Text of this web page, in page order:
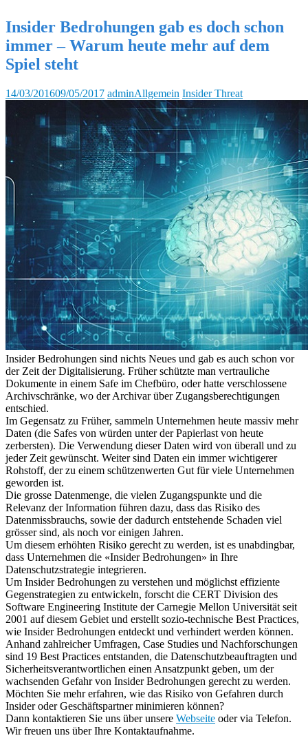
Insider Bedrohungen gab es doch schon
immer – Warum heute mehr auf dem
Spiel steht
14/03/201609/05/2017 adminAllgemein Insider Threat
Insider Bedrohungen sind nichts Neues und gab es auch schon vor
der Zeit der Digitalisierung. Früher schützte man vertrauliche
Dokumente in einem Safe im Chefbüro, oder hatte verschlossene
Archivschränke, wo der Archivar über Zugangsberechtigungen
entschied.
Im Gegensatz zu Früher, sammeln Unternehmen heute massiv mehr
Daten (die Safes von würden unter der Papierlast von heute
zerbersten). Die Verwendung dieser Daten wird von überall und zu
jeder Zeit gewünscht. Weiter sind Daten ein immer wichtigerer
Rohstoff, der zu einem schützenwerten Gut für viele Unternehmen
geworden ist.
Die grosse Datenmenge, die vielen Zugangspunkte und die
Relevanz der Information führen dazu, dass das Risiko des
Datenmissbrauchs, sowie der dadurch entstehende Schaden viel
grösser sind, als noch vor einigen Jahren.
Um diesem erhöhten Risiko gerecht zu werden, ist es unabdingbar,
dass Unternehmen die «Insider Bedrohungen» in Ihre
Datenschutzstrategie integrieren.
Um Insider Bedrohungen zu verstehen und möglichst effiziente
Gegenstrategien zu entwickeln, forscht die CERT Division des
Software Engineering Institute der Carnegie Mellon Universität seit
2001 auf diesem Gebiet und erstellt sozio-technische Best Practices,
wie Insider Bedrohungen entdeckt und verhindert werden können.
Anhand zahlreicher Umfragen, Case Studies und Nachforschungen
sind 19 Best Practices entstanden, die Datenschutzbeauftragten und
Sicherheitsverantwortlichen einen Ansatzpunkt geben, um der
wachsenden Gefahr von Insider Bedrohungen gerecht zu werden.
Möchten Sie mehr erfahren, wie das Risiko von Gefahren durch
Insider oder Geschäftspartner minimieren können?
Dann kontaktieren Sie uns über unsere Webseite oder via Telefon.
Wir freuen uns über Ihre Kontaktaufnahme.